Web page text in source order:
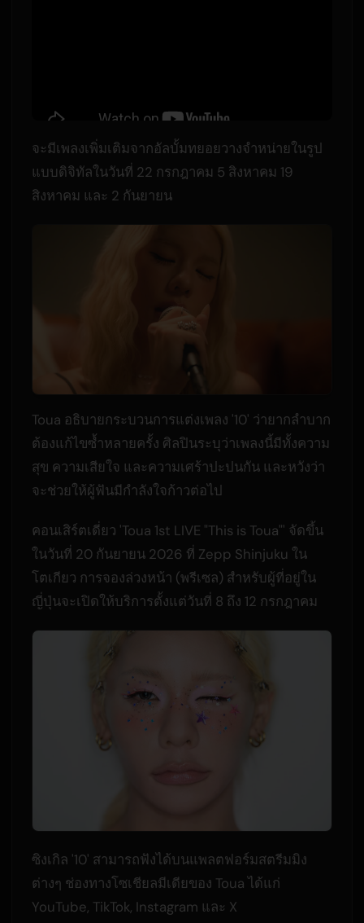
จะมีเพลงเพิ่มเติมจากอัลบั้มทยอยวางจำหน่ายในรูป
แบบดิจิทัลในวันที่ 22 กรกฎาคม 5 สิงหาคม 19
สิงหาคม และ 2 กันยายน
Toua อธิบายกระบวนการแต่งเพลง '10' ว่ายากลำบาก
ต้องแก้ไขซ้ำหลายครั้ง ศิลปินระบุว่าเพลงนี้มีทั้งความ
สุข ความเสียใจ และความเศร้าปะปนกัน และหวังว่า
จะช่วยให้ผู้ฟันมีกำลังใจก้าวต่อไป
คอนเสิร์ตเดี่ยว 'Toua 1st LIVE "This is Toua"' จัดขึ้น
ในวันที่ 20 กันยายน 2026 ที่ Zepp Shinjuku ใน
โตเกียว การจองล่วงหน้า (พรีเซล) สำหรับผู้ที่อยู่ใน
ญี่ปุ่นจะเปิดให้บริการตั้งแต่วันที่ 8 ถึง 12 กรกฎาคม
ซิงเกิล '10' สามารถฟังได้บนแพลตฟอร์มสตรีมมิง
ต่างๆ ช่องทางโซเชียลมีเดียของ Toua ได้แก่
YouTube, TikTok, Instagram และ X